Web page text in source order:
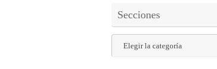
Secciones